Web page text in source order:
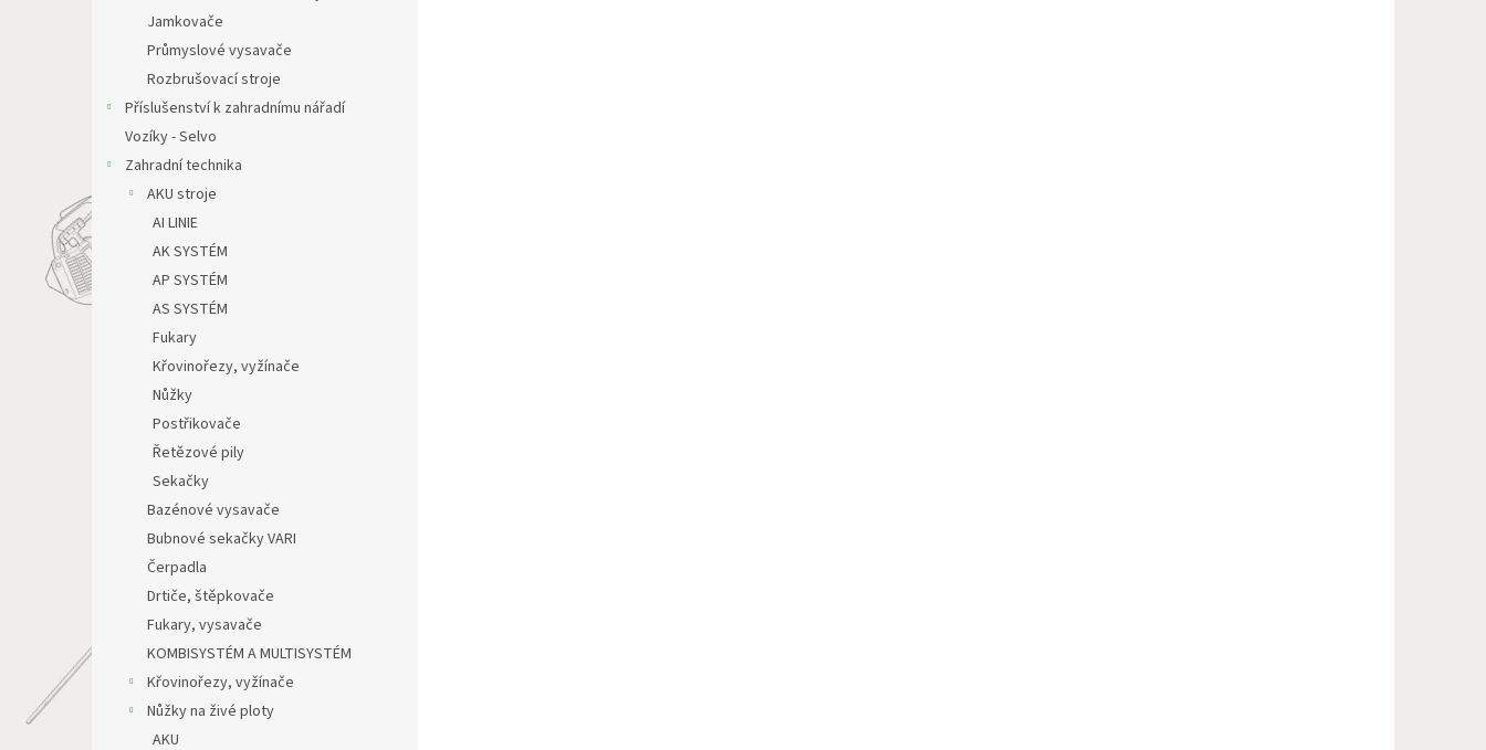
Jamkovače
Průmyslové vysavače
Rozbrušovací stroje
Příslušenství k zahradnímu nářadí
Vozíky - Selvo
Zahradní technika
AKU stroje
AI LINIE
AK SYSTÉM
AP SYSTÉM
AS SYSTÉM
Fukary
Křovinořezy, vyžínače
Nůžky
Postřikovače
Řetězové pily
Sekačky
Bazénové vysavače
Bubnové sekačky VARI
Čerpadla
Drtiče, štěpkovače
Fukary, vysavače
KOMBISYSTÉM A MULTISYSTÉM
Křovinořezy, vyžínače
Nůžky na živé ploty
AKU